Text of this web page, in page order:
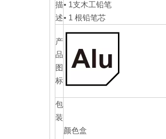
描
述
• 1支木工铅笔
• 1 根铅笔芯
产
品
图
标
包
装
颜色盒